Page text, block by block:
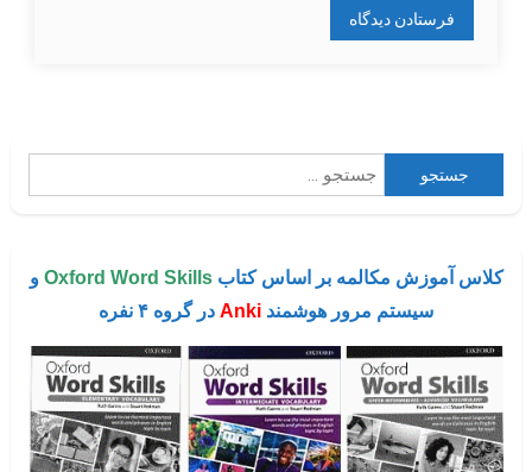
برای:
کلاس آموزش مکالمه بر اساس کتابOxford Word Skills و
سیستم مرور هوشمند Anki در گروه ۴ نفره